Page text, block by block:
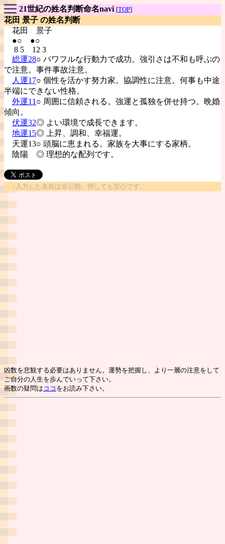
21世紀の姓名判断命名navi [TOP]
花田 景子 の姓名判断
花田 景子
●○ ●○
8 5 12 3
総運28○ パワフルな行動力で成功。強引さは不和も呼ぶの
で注意。事件事故注意。
人運17○ 個性を活かす努力家。協調性に注意。何事も中途
半端にできない性格。
外運11 ○ 周囲に信頼される。強運と孤独を併せ持つ。晩婚
傾向。
伏運32◎ よい環境で成長できます。
地運15◎ 上昇、調和、幸福運。
天運13○ 頭脳に恵まれる。家族を大事にする家柄。
陰陽 ◎ 理想的な配列です。
↑入力した名前は非公開。押しても安心です。
凶数を悲観する必要はありません。運勢を把握し、より一層の注意をして
ご自分の人生を歩んでいって下さい。
画数の疑問は ココ をお読み下さい。